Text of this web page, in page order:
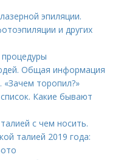
эпиляции.
и других
Общая информация
торопил?»
Какие бывают
с чем носить.
талией 2019 года: